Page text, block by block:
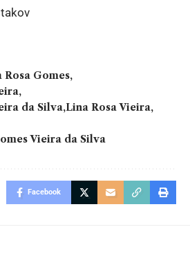
Rosa Gomes
da Silva Lina Rosa Vieira
Vieira da Silva
Facebook